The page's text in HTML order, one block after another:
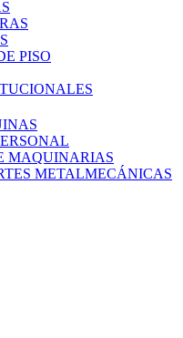
PISO
MAQUINARIAS
METALMECÁNICAS